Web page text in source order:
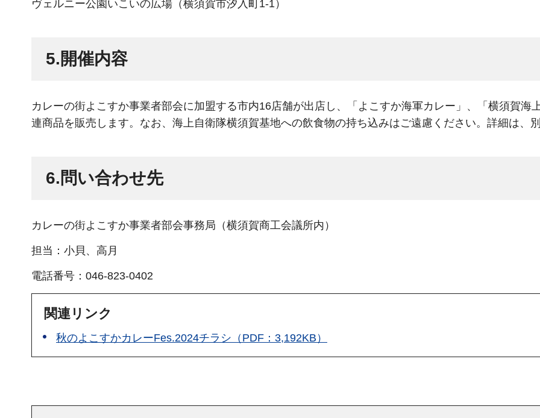
ヴェルニー公園いこいの広場（横須賀市汐入町1-1）
5.開催内容
カレーの街よこすか事業者部会に加盟する市内16店舗が出店し、「よこすか海軍カレー」、「横須賀海
連商品を販売します。なお、海上自衛隊横須賀基地への飲食物の持ち込みはご遠慮ください。詳細は、
6.問い合わせ先
カレーの街よこすか事業者部会事務局（横須賀商工会議所内）
担当：小貝、高月
電話番号：046-823-0402
関連リンク
秋のよこすかカレーFes.2024チラシ（PDF：3,192KB）